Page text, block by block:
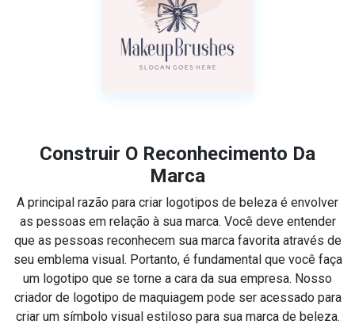
Construir O Reconhecimento Da
Marca
A principal razão para criar logotipos de beleza é envolver
as pessoas em relação à sua marca. Você deve entender
que as pessoas reconhecem sua marca favorita através de
seu emblema visual. Portanto, é fundamental que você faça
um logotipo que se torne a cara da sua empresa. Nosso
criador de logotipo de maquiagem pode ser acessado para
criar um símbolo visual estiloso para sua marca de beleza.